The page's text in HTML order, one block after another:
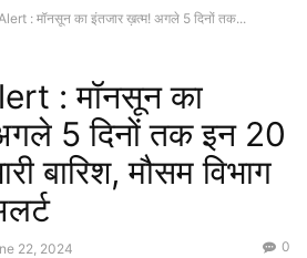
: मॉनसून का इंतजार ख़त्म! अगले 5 दिनों तक...
: मॉनसून का
5 दिनों तक इन 20
बारिश, मौसम विभाग
22, 2024 0